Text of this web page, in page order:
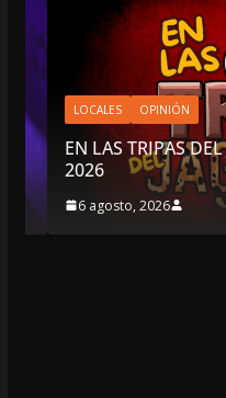
LOCALES OPINIÓN
EN LAS TRIPAS DEL
2026
6 agosto, 2026